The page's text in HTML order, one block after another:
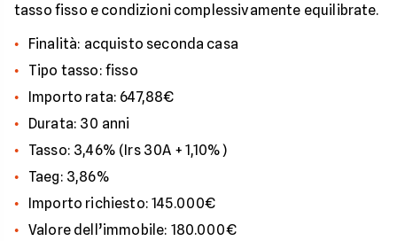
tasso fisso e condizioni complessivamente equilibrate.
Finalità: acquisto seconda casa
Tipo tasso: fisso
Importo rata: 647,88€
Durata: 30 anni
Tasso: 3,46% (Irs 30A + 1,10%)
Taeg: 3,86%
Importo richiesto: 145.000€
Valore dell’immobile: 180.000€